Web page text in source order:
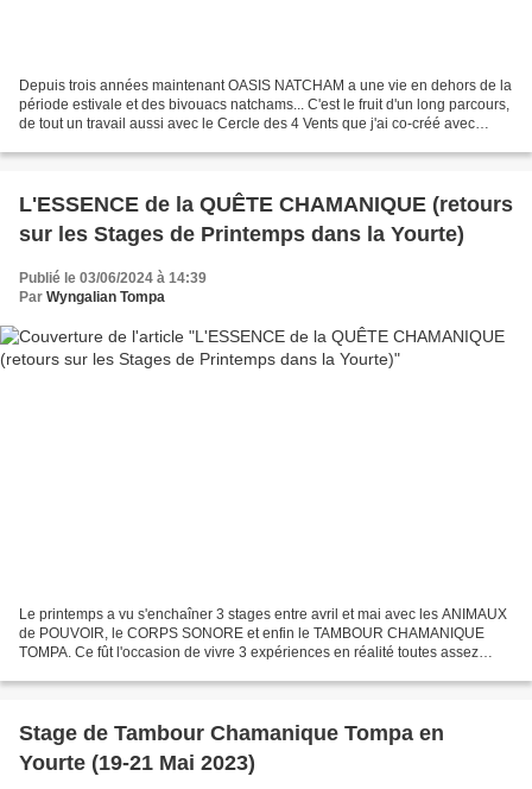
Depuis trois années maintenant OASIS NATCHAM a une vie en dehors de la
période estivale et des bivouacs natchams... C'est le fruit d'un long parcours,
de tout un travail aussi avec le Cercle des 4 Vents que j'ai co-créé avec
L'ESSENCE de la QUÊTE CHAMANIQUE (retours
sur les Stages de Printemps dans la Yourte)
Publié le 03/06/2024 à 14:39
Par Wyngalian Tompa
Le printemps a vu s'enchaîner 3 stages entre avril et mai avec les ANIMAUX
de POUVOIR, le CORPS SONORE et enfin le TAMBOUR CHAMANIQUE
TOMPA. Ce fût l'occasion de vivre 3 expériences en réalité toutes assez
Stage de Tambour Chamanique Tompa en
Yourte (19-21 Mai 2023)